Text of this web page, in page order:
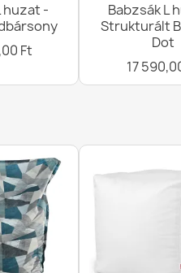
XL huzat Gyerekeknek
Ft
huzat -
Ft
Babzsák L
Strukturált
Dot
17